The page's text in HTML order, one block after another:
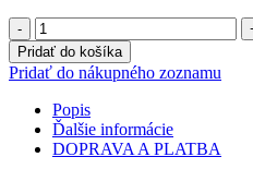
množstvo
Šiška
083,
Pridať do košíka
Pridať do nákupného zoznamu
Popis
Ďalšie informácie
DOPRAVA A PLATBA